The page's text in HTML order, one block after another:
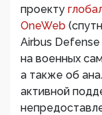
проекту
OneWeb
Airbus
на военных
а также об
активной